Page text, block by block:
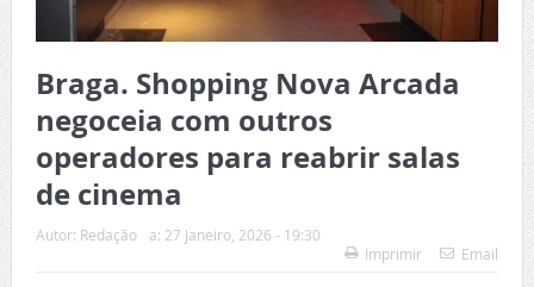
Braga. Shopping Nova Arcada
negoceia com outros
operadores para reabrir salas
de cinema
Autor: Redação a: 27 Janeiro, 2026 - 19:30
Imprimir
Email